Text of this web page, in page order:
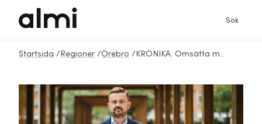
Sök
Startsida / Regioner /Örebro / KRÖNIKA: Omsätta mer? Se till att din styrelse består av ledamöter med olika bakgrund